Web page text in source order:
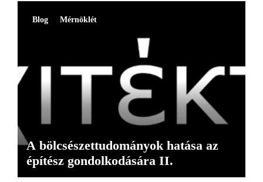
Blog Mérnöklét
A bölcsészettudományok hatása az
építész gondolkodására II.